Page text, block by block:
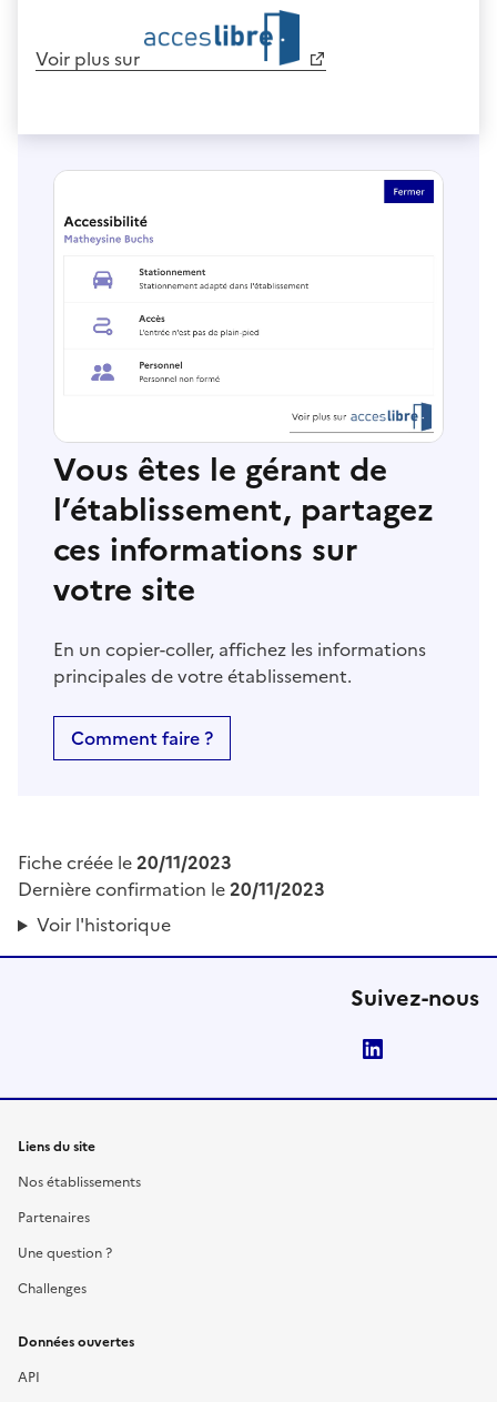
Voir plus sur
Vous êtes le gérant de
l’établissement, partagez
ces informations sur
votre site
En un copier-coller, affichez les informations
principales de votre établissement.
Comment faire ?
Fiche créée le20/11/2023
Dernière confirmation le20/11/2023
Voir l'historique
Suivez-nous
Liens du site
Nos établissements
Partenaires
Une question ?
Challenges
Données ouvertes
API